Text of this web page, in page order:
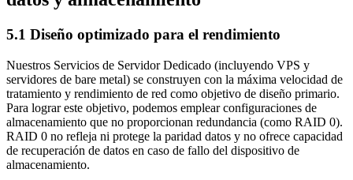
5.1 Diseño optimizado para el rendimiento
Nuestros Servicios de Servidor Dedicado (incluyendo VPS y
servidores de bare metal) se construyen con la máxima velocidad de
tratamiento y rendimiento de red como objetivo de diseño primario.
Para lograr este objetivo, podemos emplear configuraciones de
almacenamiento que no proporcionan redundancia (como RAID 0).
RAID 0 no refleja ni protege la paridad datos y no ofrece capacidad
de recuperación de datos en caso de fallo del dispositivo de
almacenamiento.